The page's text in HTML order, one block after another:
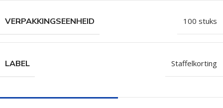
VERPAKKINGSEENHEID 100 stuks
LABEL Staffelkorting